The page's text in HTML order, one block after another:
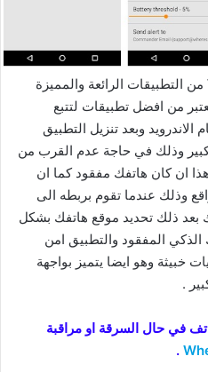
يعتبر تطبيق Wheres My Droid‏ من التطبيقات الرائعة والمميزة
من افضل تطبيقات لتتبع
الاندرويد وبعد تنزيل التطبيق
وذلك في حاجة عدم القرب من
ان كان هاتفك مفقود كما ان
وذلك عندما تقوم بربطه الى
ذلك تحديد موقع هاتفك بشكل
الذكي المفقود والتطبيق امن
خبيثة وهو ايضا يتميز بواجهة
.
في حال السرقة او مراقبة
‏ .